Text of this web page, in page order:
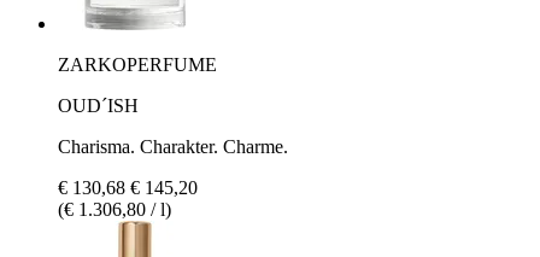
ZARKOPERFUME
OUD´ISH
Charisma. Charakter. Charme.
€ 130,68 € 145,20
(€ 1.306,80 / l)